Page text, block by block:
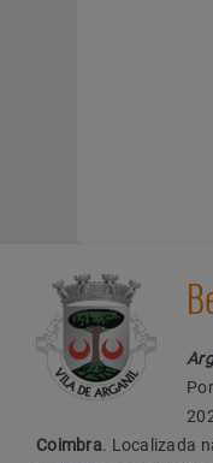
Coimbra. Localizada